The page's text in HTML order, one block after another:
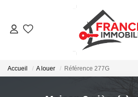
Accueil A louer Référence 277G